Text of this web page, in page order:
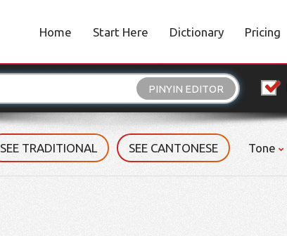
Home Start Here Dictionary Pricing
PINYIN EDITOR
SEE TRADITIONAL SEE CANTONESE Tone